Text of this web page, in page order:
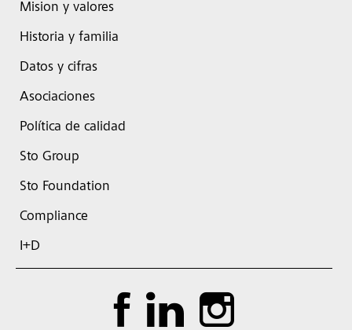
Mision y valores
Historia y familia
Datos y cifras
Asociaciones
Política de calidad
Sto Group
Sto Foundation
Compliance
I+D